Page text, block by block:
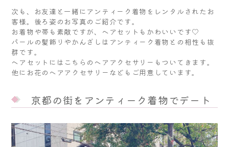
次も、お友達と一緒にアンティーク着物をレンタルされたお
客様。後ろ姿のお写真のご紹介です。
お着物や帯も素敵ですが、ヘアセットもかわいいです♡
パールの髪飾りやかんざしはアンティーク着物との相性も抜
群です。
ヘアセットにはこちらのヘアアクセサリーもついてきます。
他にお花のヘアアクセサリーなどもご用意しています。
京都の街をアンティーク着物でデート